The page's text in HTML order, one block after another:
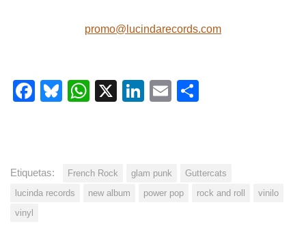
promo@lucindarecords.com
Facebook
Bluesky
WhatsApp
X LinkedIn
Email
Etiquetas: French Rock glam punk
Guttercats
lucinda records
new album power pop rock and roll
vinilo
vinyl